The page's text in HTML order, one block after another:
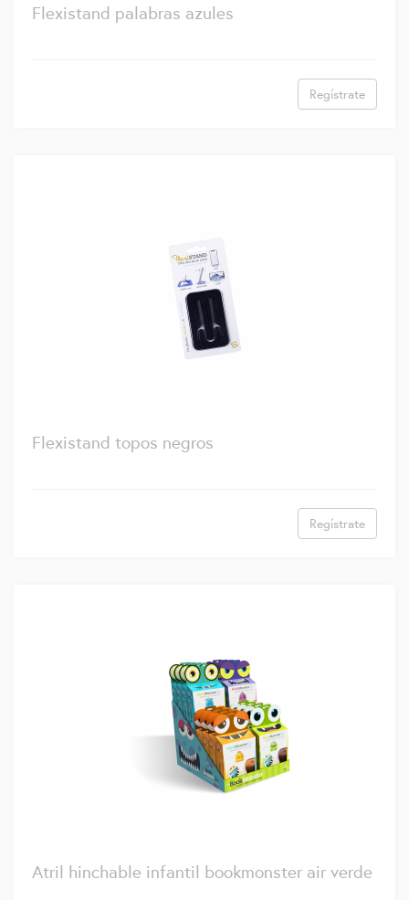
Flexistand palabras azules
Regístrate
Flexistand topos negros
Regístrate
Atril hinchable infantil bookmonster air verde